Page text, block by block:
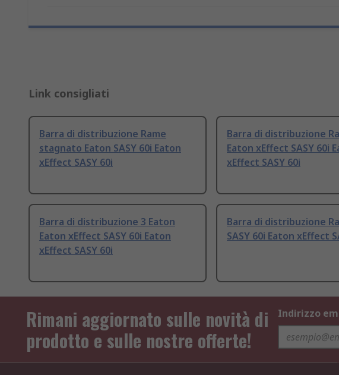
Link consigliati
Barra di distribuzione Rame
stagnato Eaton SASY 60i Eaton
xEffect SASY 60i
Barra di distribuzione
Eaton xEffect SASY 60i
xEffect SASY 60i
Barra di distribuzione 3 Eaton
Eaton xEffect SASY 60i Eaton
xEffect SASY 60i
Barra di distribuzione
SASY 60i Eaton xEffect
Rimani aggiornato sulle novità di
prodotto e sulle nostre offerte!
Indirizzo